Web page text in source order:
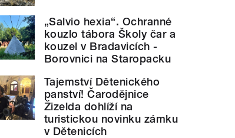
„Salvio hexia“. Ochranné
kouzlo tábora Školy čar a
kouzel v Bradavicích -
Borovnici na Staropacku
Tajemství Dětenického
panství! Čarodějnice
Žizelda dohlíží na
turistickou novinku zámku
v Dětenicích